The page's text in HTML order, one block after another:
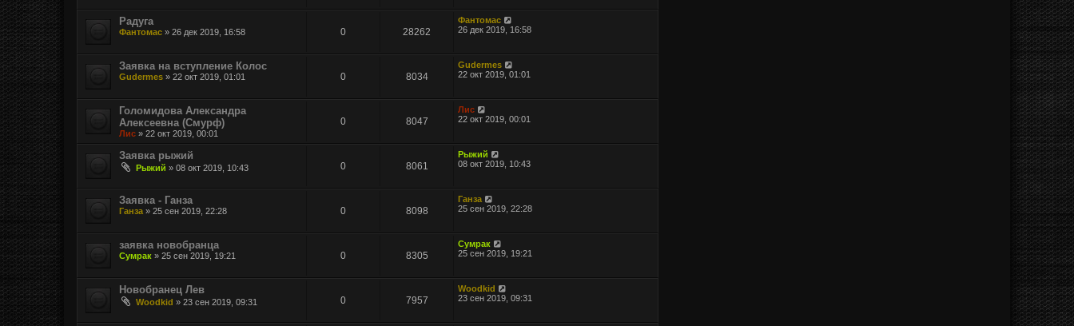
Радуга
Фантомас » 26 дек 2019, 16:58 0 28262
Фантомас
26 дек 2019, 16:58
Заявка на вступление Колос
Gudermes » 22 окт 2019, 01:01 0 8034
Gudermes
22 окт 2019, 01:01
Голомидова Александра
Алексеевна (Смурф)
Лис » 22 окт 2019, 00:01
0 8047
Лис
22 окт 2019, 00:01
Заявка рыжий
Рыжий » 08 окт 2019, 10:43 0 8061
Рыжий
08 окт 2019, 10:43
Заявка - Ганза
Ганза » 25 сен 2019, 22:28 0 8098
Ганза
25 сен 2019, 22:28
заявка новобранца
Сумрак » 25 сен 2019, 19:21 0 8305
Сумрак
25 сен 2019, 19:21
Новобранец Лев
Woodkid » 23 сен 2019, 09:31 0 7957
Woodkid
23 сен 2019, 09:31